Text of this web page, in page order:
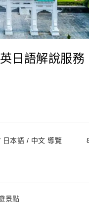
日語解說服務
日本語 / 中文 導覽
景點